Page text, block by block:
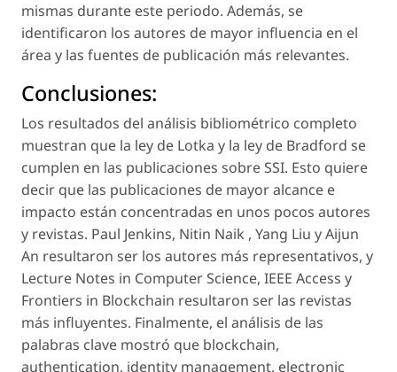
mismas durante este periodo. Además, se
identificaron los autores de mayor influencia en el
área y las fuentes de publicación más relevantes.
Conclusiones:
Los resultados del análisis bibliométrico completo
muestran que la ley de Lotka y la ley de Bradford se
cumplen en las publicaciones sobre SSI. Esto quiere
decir que las publicaciones de mayor alcance e
impacto están concentradas en unos pocos autores
y revistas. Paul Jenkins, Nitin Naik , Yang Liu y Aijun
An resultaron ser los autores más representativos, y
Lecture Notes in Computer Science, IEEE Access y
Frontiers in Blockchain resultaron ser las revistas
más influyentes. Finalmente, el análisis de las
palabras clave mostró que blockchain,
authentication, identity management, electronic